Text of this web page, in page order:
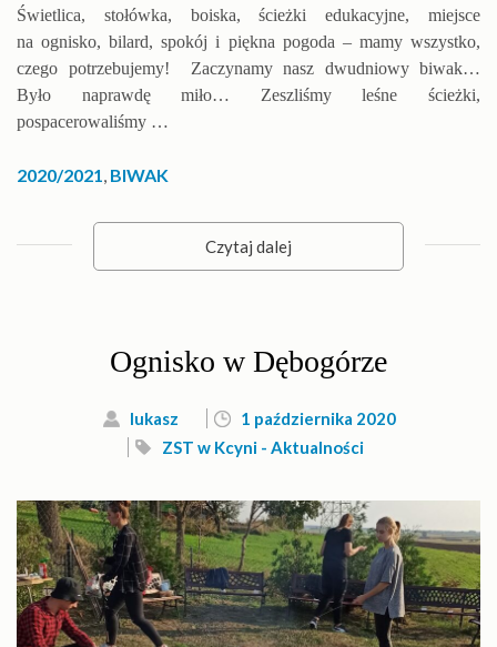
Świetlica, stołówka, boiska, ścieżki edukacyjne, miejsce
na ognisko, bilard, spokój i piękna pogoda – mamy wszystko,
czego potrzebujemy! Zaczynamy nasz dwudniowy biwak…
Było naprawdę miło… Zeszliśmy leśne ścieżki,
pospacerowaliśmy …
2020/2021, BIWAK
Czytaj dalej
Ognisko w Dębogórze
lukasz
1 października 2020
ZST w Kcyni - Aktualności